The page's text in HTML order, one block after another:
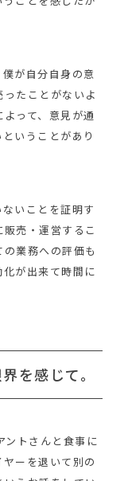
が自分自身の意
たことがないよ
って、意見が通
いうことがあり
いことを証明す
売・運営するこ
業務への評価も
が出来て時間に
を感じて。
ントさんと食事に
ーを退いて別の